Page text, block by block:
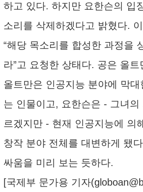
하고 있다. 하지만 요한슨의 입
소리를 삭제하겠다고 밝혔다.
“해당 목소리를 합성한 과정을
라”고 요청한 상태다. 공은 올
올트만은 인공지능 분야에 막대
는 인물이고, 요한슨은 - 그녀의
르겠지만 - 현재 인공지능에 의
창작 분야 전체를 대변하게 됐
싸움을 미리 보는 듯하다.
[국제부 문가용 기자(